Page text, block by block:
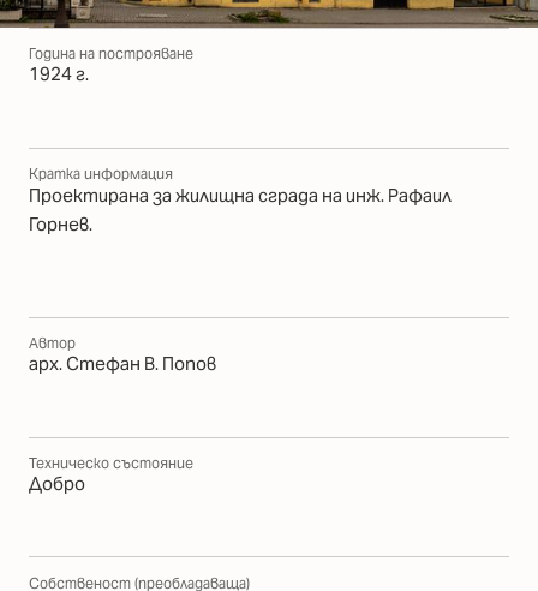
Година на построяване
1924 г.
Кратка информация
Проектирана за жилищна сграда на инж. Рафаил
Горнев.
Автор
арх. Стефан В. Попов
Техническо състояние
Добро
Собственост (преобладаваща)